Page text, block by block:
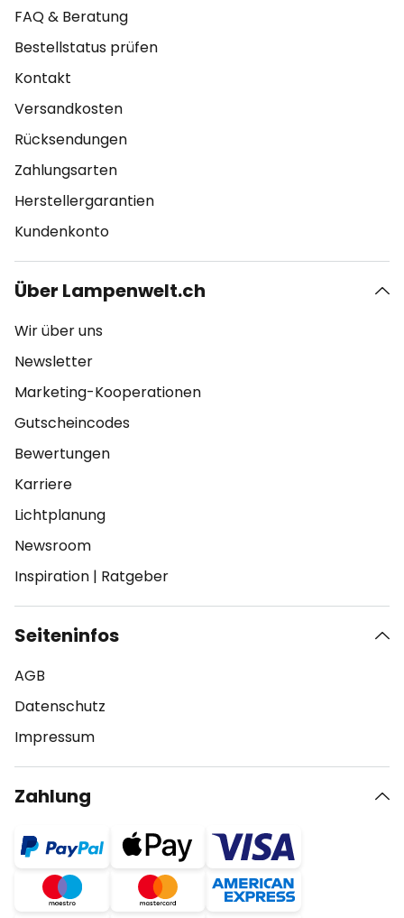
FAQ & Beratung
Bestellstatus prüfen
Kontakt
Versandkosten
Rücksendungen
Zahlungsarten
Herstellergarantien
Kundenkonto
Über Lampenwelt.ch
Wir über uns
Newsletter
Marketing-Kooperationen
Gutscheincodes
Bewertungen
Karriere
Lichtplanung
Newsroom
Inspiration | Ratgeber
Seiteninfos
AGB
Datenschutz
Impressum
Zahlung